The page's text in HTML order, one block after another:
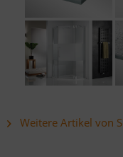
Weitere Artikel von